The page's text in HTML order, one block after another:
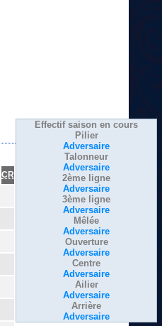
Effectif saison en cours
Pilier
Adversaire
Talonneur
Adversaire
2ème ligne
Adversaire
3ème ligne
Adversaire
Mêlée
Adversaire
Ouverture
Adversaire
Centre
Adversaire
Ailier
Adversaire
Arrière
Adversaire
CR